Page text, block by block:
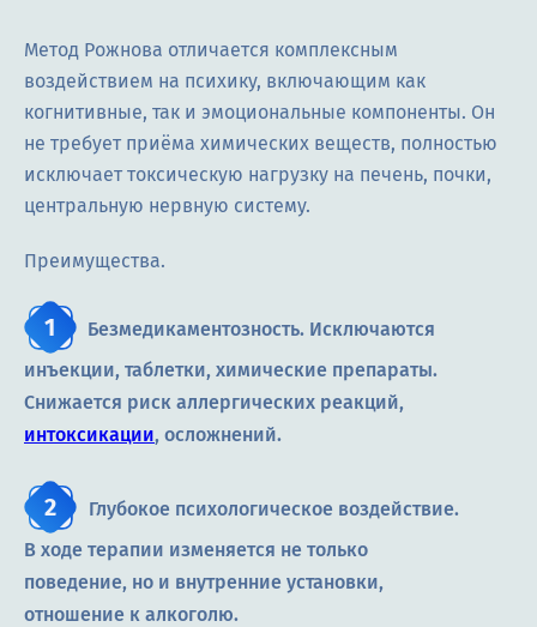
Метод Рожнова отличается комплексным
воздействием на психику, включающим как
когнитивные, так и эмоциональные компоненты. Он
не требует приёма химических веществ, полностью
исключает токсическую нагрузку на печень, почки,
центральную нервную систему.
Преимущества.
Безмедикаментозность. Исключаются
инъекции, таблетки, химические препараты.
Снижается риск аллергических реакций,
интоксикации, осложнений.
Глубокое психологическое воздействие.
В ходе терапии изменяется не только
поведение, но и внутренние установки,
отношение к алкоголю.